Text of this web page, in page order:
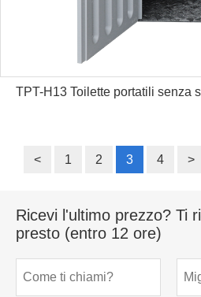
TPT-H13 Toilette portatili senza
< 1 2 3 4 >
Ricevi l'ultimo prezzo? Ti
presto (entro 12 ore)